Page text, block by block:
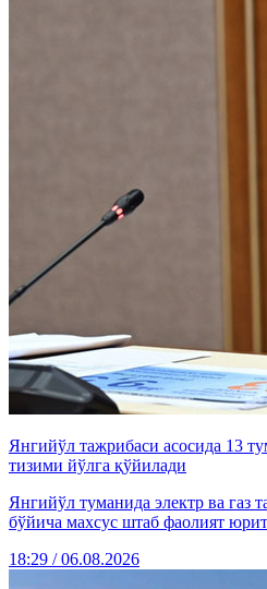
Янгийўл тажрибаси асосида 13
тизими йўлга қўйилади
Янгийўл туманида электр ва газ
бўйича махсус штаб фаолият
18:29 / 06.08.2026